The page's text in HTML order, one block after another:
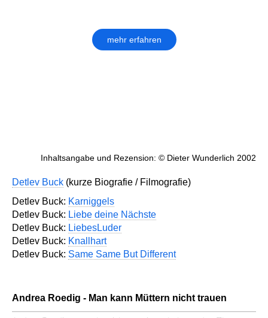
mehr erfahren
Inhaltsangabe und Rezension: © Dieter Wunderlich 2002
Detlev Buck (kurze Biografie / Filmografie)
Detlev Buck: Karniggels
Detlev Buck: Liebe deine Nächste
Detlev Buck: LiebesLuder
Detlev Buck: Knallhart
Detlev Buck: Same Same But Different
Andrea Roedig - Man kann Müttern nicht trauen